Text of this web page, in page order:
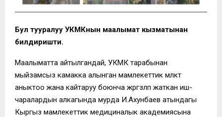
Бул тууралуу УКМКнын маалымат кызматынан
билдиришти.
Маалыматта айтылгандай, УКМК тарабынан
мыйзамсыз камакка алынган мамлекеттик мүлктү
аныктоо жана кайтаруу боюнча жүргүзүлүп жаткан иш-
чаралардын алкагында мурда И.Ахунбаев атындагы
Кыргыз мамлекеттик медициналык академиясына